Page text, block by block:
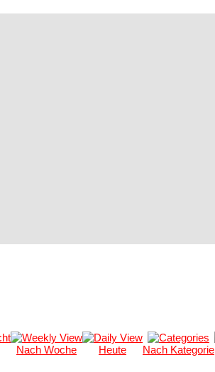
Nach Woche Heute Nach Kategorie